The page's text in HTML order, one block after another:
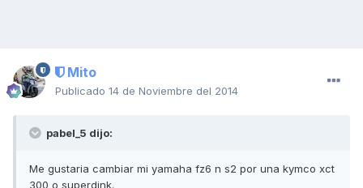
Mito
Publicado 14 de Noviembre del 2014
pabel_5 dijo:
Me gustaria cambiar mi yamaha fz6 n s2 por una kymco xct
300 o superdink.